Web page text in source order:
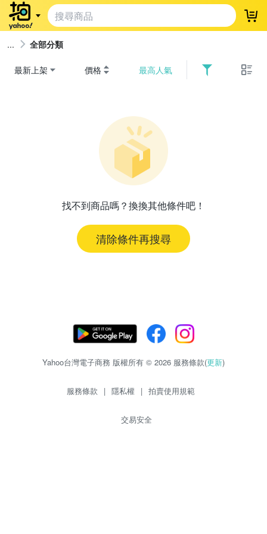
登
全部分類
最新上架 價格 最高人氣
找不到商品嗎？換換其他條件吧！
清除條件再搜尋
Yahoo台灣電子商務 版權所有 © 2026 服務條款(更新)
服務條款 | 隱私權 | 拍賣使用規範
交易安全